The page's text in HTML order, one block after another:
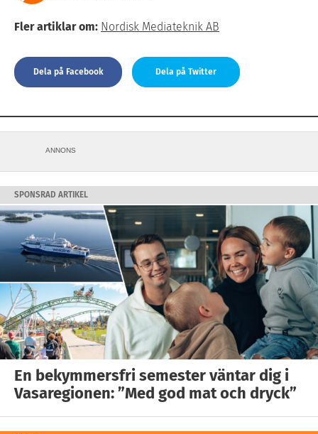
Fler artiklar om: Nordisk Mediateknik AB
Dela på Facebook Dela på Twitter
ANNONS
SPONSRAD ARTIKEL
En bekymmersfri semester väntar dig i
Vasaregionen: ”Med god mat och dryck”